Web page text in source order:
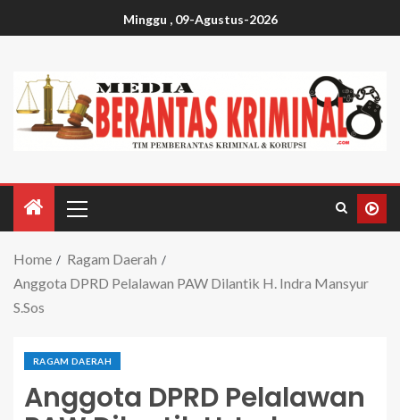
Minggu , 09-Agustus-2026
Home
Ragam Daerah
Anggota DPRD Pelalawan PAW Dilantik H. Indra Mansyur
S.Sos
RAGAM DAERAH
Anggota DPRD Pelalawan